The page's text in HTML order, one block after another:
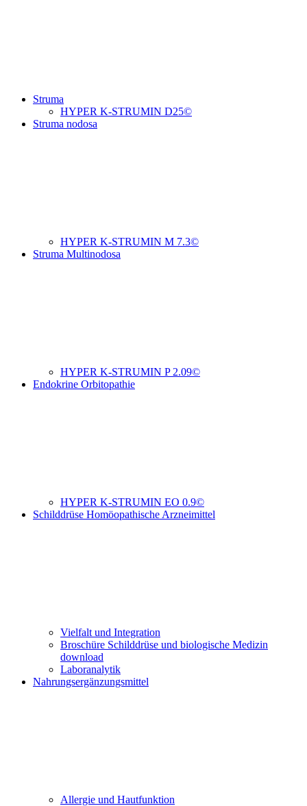
Struma
HYPER K-STRUMIN D25©
Struma nodosa
HYPER K-STRUMIN M 7.3©
Struma Multinodosa
HYPER K-STRUMIN P 2.09©
Endokrine Orbitopathie
HYPER K-STRUMIN EO 0.9©
Schilddrüse Homöopathische Arzneimittel
Vielfalt und Integration
Broschüre Schilddrüse und biologische Medizin
download
Laboranalytik
Nahrungsergänzungsmittel
Allergie und Hautfunktion